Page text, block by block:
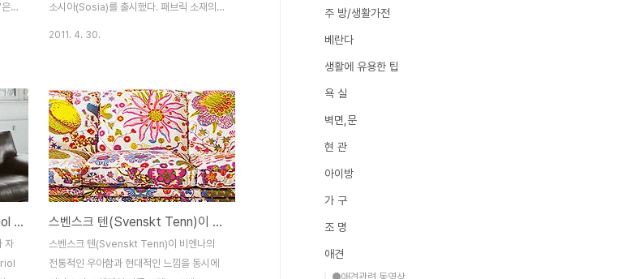
절
성
한
소시아(Sosia)를 출시했다. 패브릭 소재의 2
및 탈의실로도 이용 가능하다.
www.campeggisrl.it/
2011. 4. 30.
코르(Cor) 社, ‘브리올 소파(Briol sofa)’ 선보여 ,편안하지만 모던한 디자인의 주택에 현대적인 감각을 더하는 제품
자
스벤스크 텐(Svenskt Tenn)이 비엔나의 전통적인 우아함과 현대적인 느낌을 동시에 지닌 소파
스벤스크 텐(Svenskt Tenn)이 비엔나의
전통적인 우아함과 현대적인 느낌을 동시에
주 방/생활가전
베란다
생활에 유용한 팁
욕 실
벽면,문
현 관
아이방
가 구
조 명
애견